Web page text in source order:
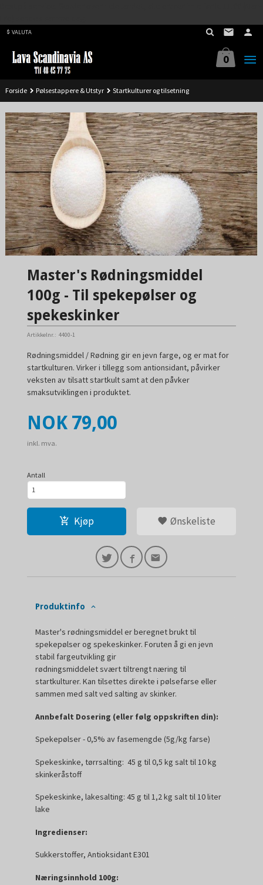
VALUTA
0
Forside Pølsestappere & Utstyr Startkulturer og tilsetning
Master's Rødningsmiddel
100g - Til spekepølser og
spekeskinker
Artikkelnr.: 4400-1
Rødningsmiddel / Rødning gir en jevn farge, og er mat for
startkulturen. Virker i tillegg som antionsidant, påvirker
veksten av tilsatt startkult samt at den påvker
smaksutviklingen i produktet.
Pris
NOK 79,00
inkl. mva.
Antall
Kjøp Ønskeliste
Produktinfo
Master's rødningsmiddel er beregnet brukt til
spekepølser og spekeskinker. Foruten å gi en jevn
stabil fargeutvikling gir
rødningsmiddelet svært tiltrengt næring til
startkulturer. Kan tilsettes direkte i pølsefarse eller
sammen med salt ved salting av skinker.
Annbefalt Dosering (eller følg oppskriften din):
Spekepølser - 0,5% av fasemengde (5g/kg farse)
Spekeskinke, tørrsalting: 45 g til 0,5 kg salt til 10 kg
skinkeråstoff
Spekeskinke, lakesalting: 45 g til 1,2 kg salt til 10 liter
lake
Ingredienser:
Sukkerstoffer, Antioksidant E301
Næringsinnhold 100g: